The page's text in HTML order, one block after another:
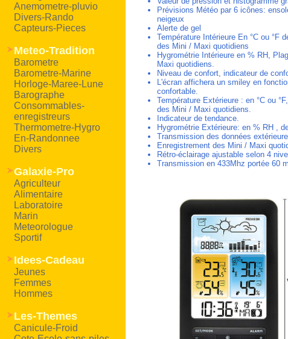
Anemometre-pluvio
Divers-Rando
Capteurs-Pieces
Meteo-Tradition
Barometre
Barometre-Marine
Horloge-Maree-Lune
Barographe
Consommables-
enregistreurs
Thermometre-Hygro
En-Randonnee
Divers
Galaxie-Pro
Agriculteur
Alimentaire
Laboratoire
Marin
Meteorologue
Sportif
Idees-Cadeau
Jeunes
Femmes
Hommes
Les-Themes
Canicule-Froid
Prévisions Météo par 6 icônes:
neigeux
Alerte de gel
Température Intérieure En °C ou °F
des Mini / Maxi quotidiens
Hygrométrie Intérieure en % RH,
Maxi quotidiens.
Niveau de confort, indicateur de
L'écran affichera un smiley en
confortable.
Température Extérieure : en °C ou
des Mini / Maxi quotidiens.
Indicateur de tendance.
Hygrométrie Extérieure: en % RH ,
Transmission des données
Enregistrement des Mini / Maxi
Rétro-éclairage ajustable selon 4
Transmission en 433Mhz portée 60 m